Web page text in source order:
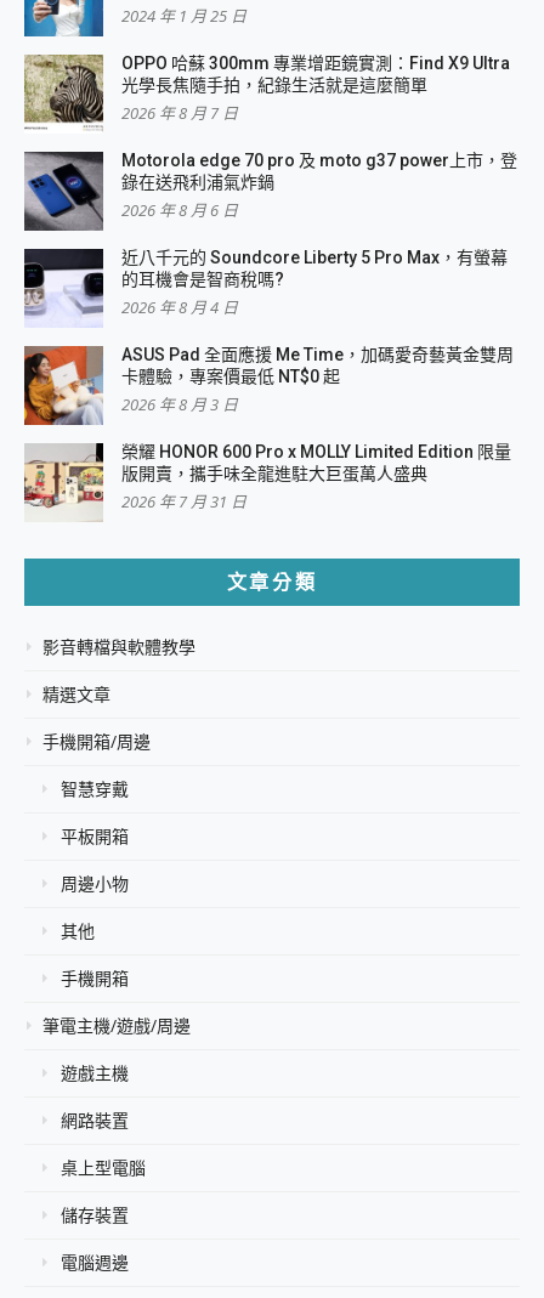
2024 年 1 月 25 日
OPPO 哈蘇 300mm 專業增距鏡實測：Find X9 Ultra
光學長焦隨手拍，紀錄生活就是這麼簡單
2026 年 8 月 7 日
Motorola edge 70 pro 及 moto g37 power上市，登
錄在送飛利浦氣炸鍋
2026 年 8 月 6 日
近八千元的 Soundcore Liberty 5 Pro Max，有螢幕
的耳機會是智商稅嗎?
2026 年 8 月 4 日
ASUS Pad 全面應援 Me Time，加碼愛奇藝黃金雙周
卡體驗，專案價最低 NT$0 起
2026 年 8 月 3 日
榮耀 HONOR 600 Pro x MOLLY Limited Edition 限量
版開賣，攜手味全龍進駐大巨蛋萬人盛典
2026 年 7 月 31 日
文章分類
影音轉檔與軟體教學
精選文章
手機開箱/周邊
智慧穿戴
平板開箱
周邊小物
其他
手機開箱
筆電主機/遊戲/周邊
遊戲主機
網路裝置
桌上型電腦
儲存裝置
電腦週邊